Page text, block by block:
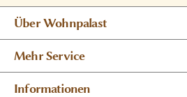
Über Wohnpalast
Mehr Service
Informationen